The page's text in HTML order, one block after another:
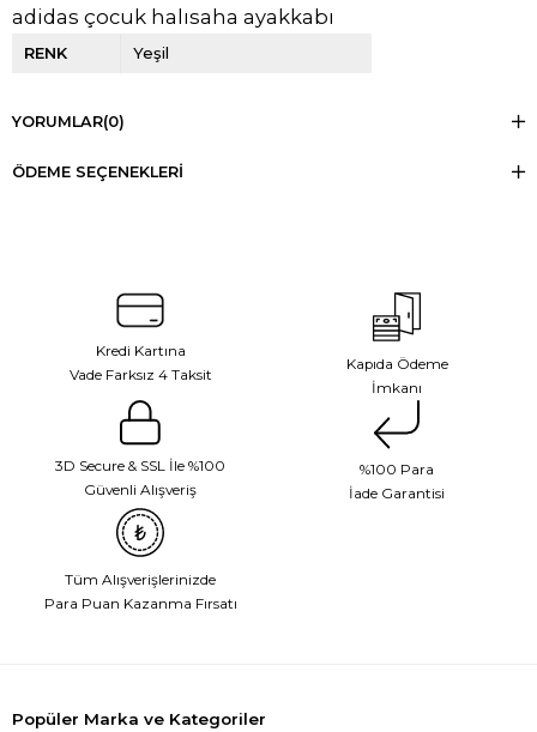
adidas çocuk halısaha ayakkabı
RENK Yeşil
YORUMLAR(0)
ÖDEME SEÇENEKLERI
Kredi Kartına
Vade Farksız 4 Taksit
Kapıda Ödeme
İmkanı
3D Secure & SSL İle %100
Güvenli Alışveriş
%100 Para
İade Garantisi
Tüm Alışverişlerinizde
Para Puan Kazanma Fırsatı
Popüler Marka ve Kategoriler